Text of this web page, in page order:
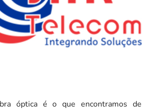
óptica é o que encontramos de